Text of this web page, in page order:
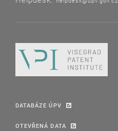
DATABÁZE ÚPV
OTEVŘENÁ DATA